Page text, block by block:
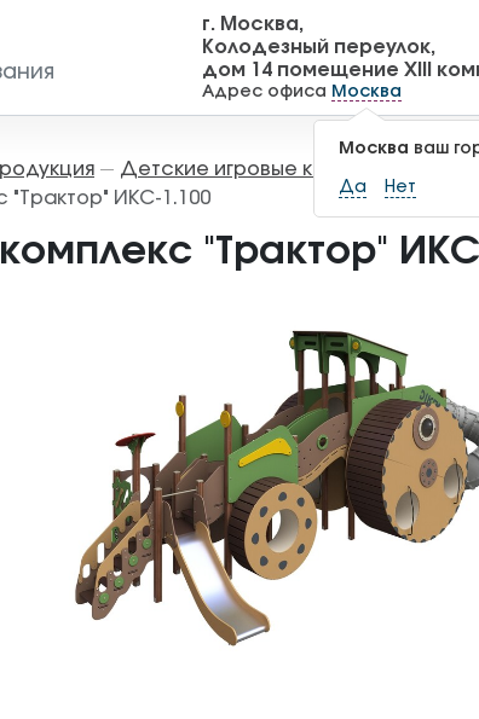
г. Москва,
Колодезный переулок,
дом 14 помещение XIII
Адрес офиса Москва
Москва ваш
Да Нет
— Детские игровые комплексы
"Трактор" ИКС-1.100
"Трактор"